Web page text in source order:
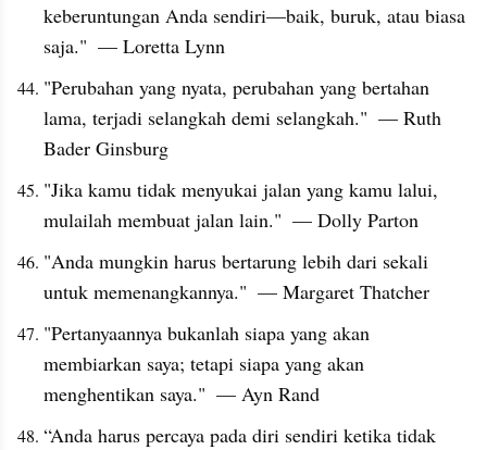
keberuntungan Anda sendiri—baik, buruk, atau biasa
saja."  — Loretta Lynn
"Perubahan yang nyata, perubahan yang bertahan
lama, terjadi selangkah demi selangkah."  — Ruth
Bader Ginsburg
"Jika kamu tidak menyukai jalan yang kamu lalui,
mulailah membuat jalan lain."  — Dolly Parton
"Anda mungkin harus bertarung lebih dari sekali
untuk memenangkannya."  — Margaret Thatcher
"Pertanyaannya bukanlah siapa yang akan
membiarkan saya; tetapi siapa yang akan
menghentikan saya."  — Ayn Rand
“Anda harus percaya pada diri sendiri ketika tidak